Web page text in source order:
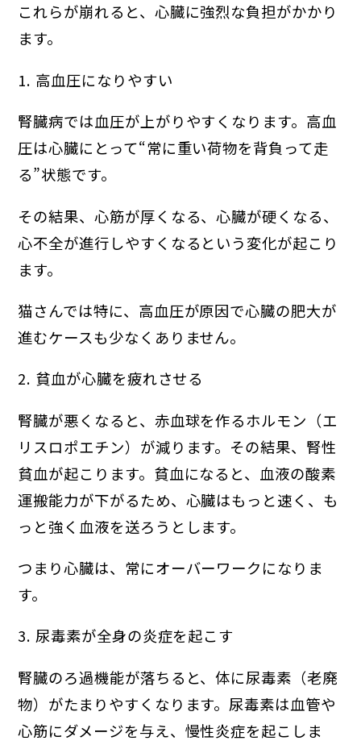
これらが崩れると、心臓に強烈な負担がかかり
ます。
1. 高血圧になりやすい
腎臓病では血圧が上がりやすくなります。高血
圧は心臓にとって“常に重い荷物を背負って走
る”状態です。
その結果、心筋が厚くなる、心臓が硬くなる、
心不全が進行しやすくなるという変化が起こり
ます。
猫さんでは特に、高血圧が原因で心臓の肥大が
進むケースも少なくありません。
2. 貧血が心臓を疲れさせる
腎臓が悪くなると、赤血球を作るホルモン（エ
リスロポエチン）が減ります。その結果、腎性
貧血が起こります。貧血になると、血液の酸素
運搬能力が下がるため、心臓はもっと速く、も
っと強く血液を送ろうとします。
つまり心臓は、常にオーバーワークになりま
す。
3. 尿毒素が全身の炎症を起こす
腎臓のろ過機能が落ちると、体に尿毒素（老廃
物）がたまりやすくなります。尿毒素は血管や
心筋にダメージを与え、慢性炎症を起こしま